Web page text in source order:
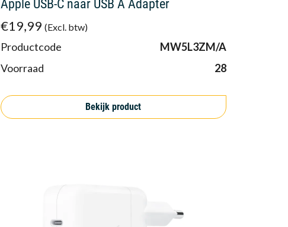
Apple USB-C naar USB A Adapter
€19,99 (Excl. btw)
Productcode
MW5L3ZM/A
Voorraad
28
Bekijk product